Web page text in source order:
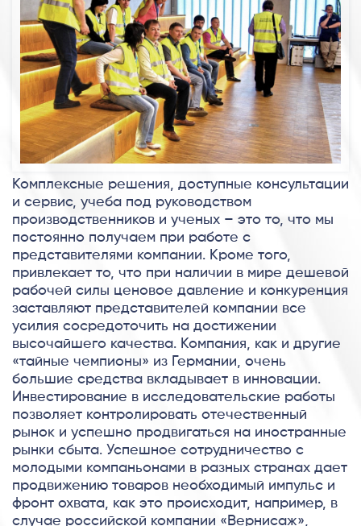
Комплексные решения, доступные консультации
и сервис, учеба под руководством
производственников и ученых – это то, что мы
постоянно получаем при работе с
представителями компании. Кроме того,
привлекает то, что при наличии в мире дешевой
рабочей силы ценовое давление и конкуренция
заставляют представителей компании все
усилия сосредоточить на достижении
высочайшего качества. Компания, как и другие
«тайные чемпионы» из Германии, очень
большие средства вкладывает в инновации.
Инвестирование в исследовательские работы
позволяет контролировать отечественный
рынок и успешно продвигаться на иностранные
рынки сбыта. Успешное сотрудничество с
молодыми компаньонами в разных странах дает
продвижению товаров необходимый импульс и
фронт охвата, как это происходит, например, в
случае российской компании «Вернисаж»,